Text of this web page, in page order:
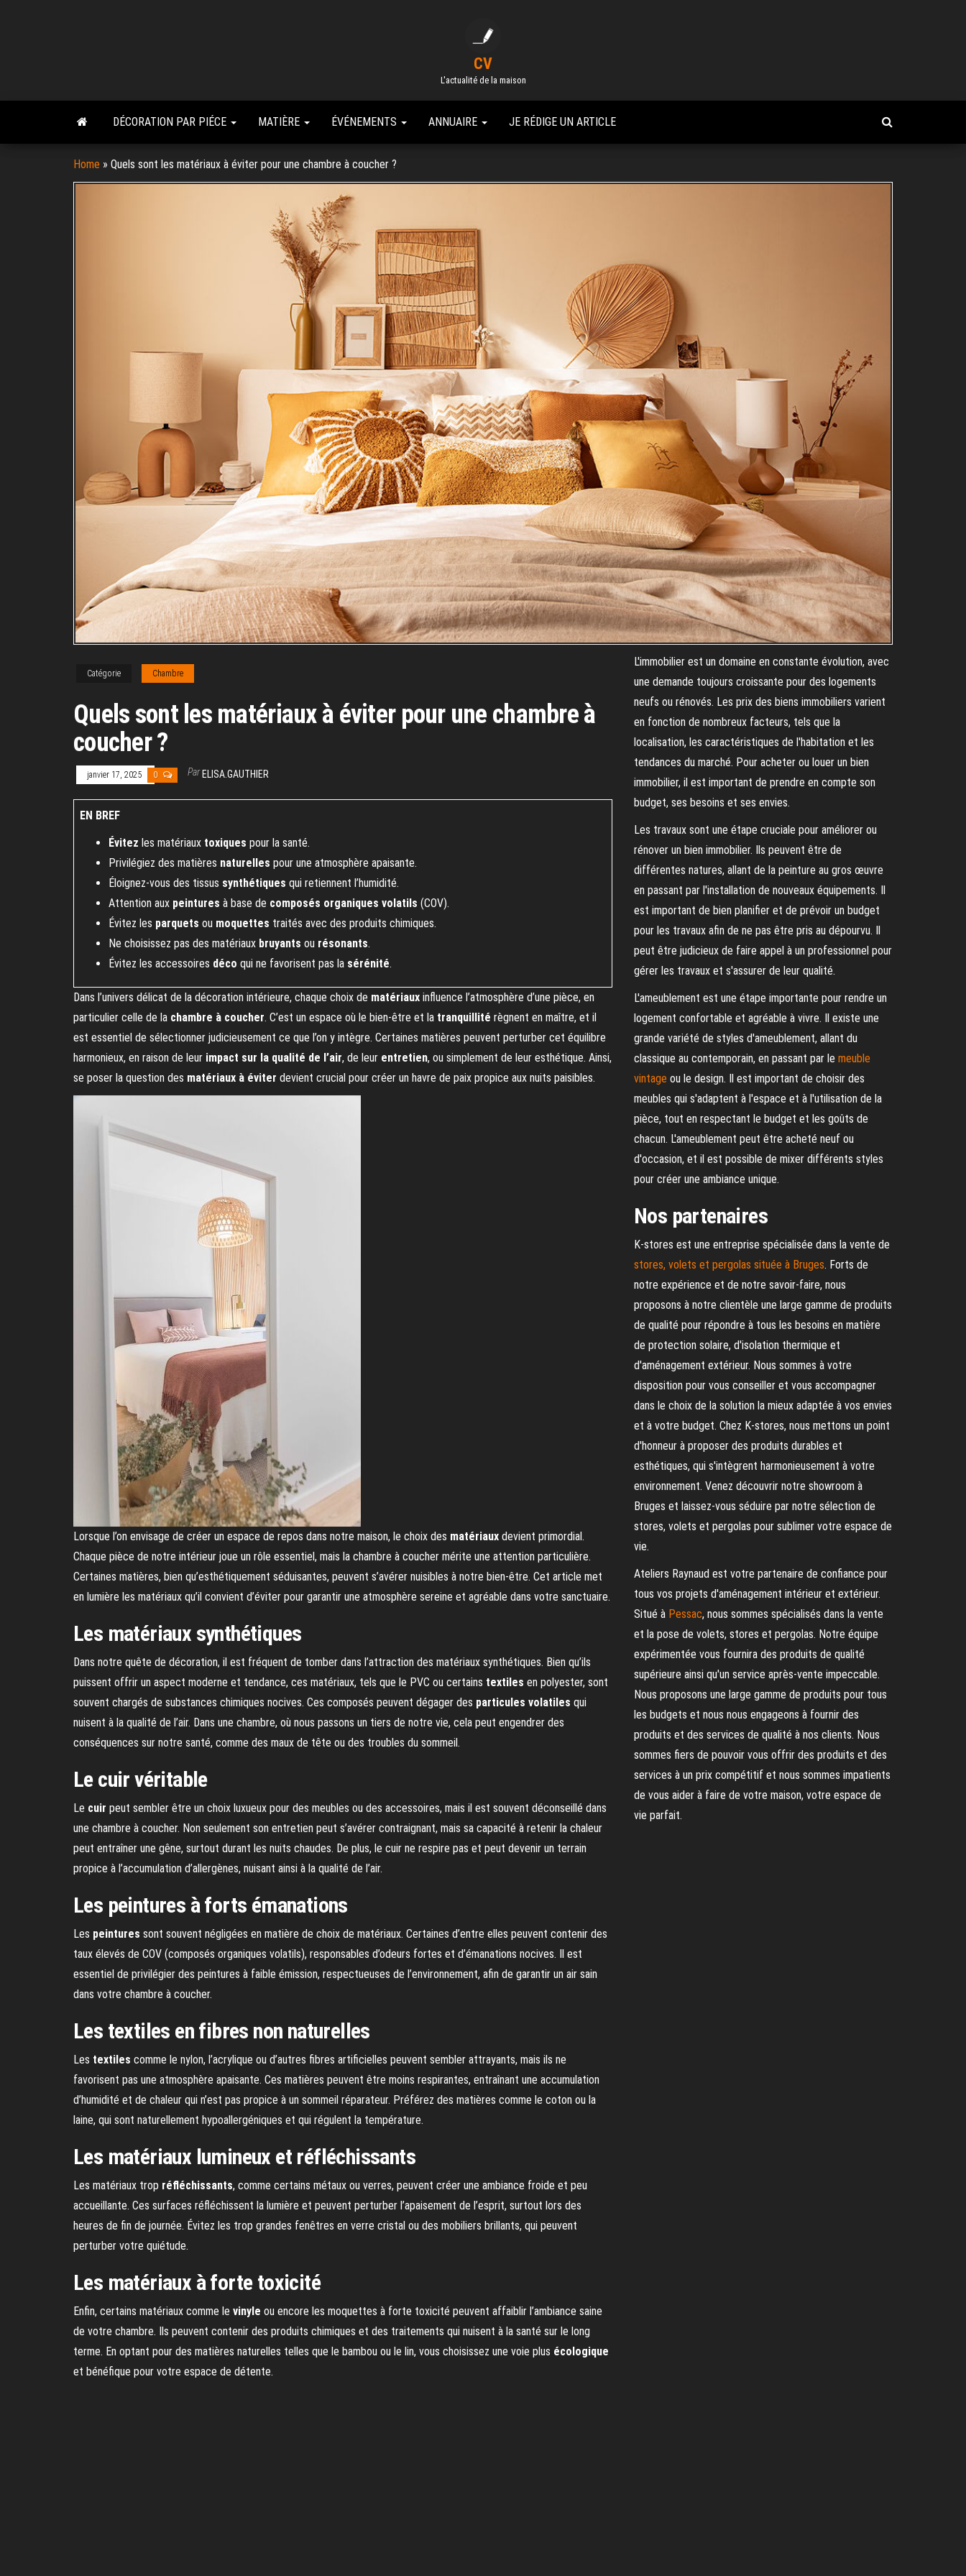
CV
L'actualité de la maison
DÉCORATION PAR PIÉCE MATIÈRE ÉVÉNEMENTS ANNUAIRE JE RÉDIGE UN ARTICLE
Home » Quels sont les matériaux à éviter pour une chambre à coucher ?
Catégorie Chambre
Quels sont les matériaux à éviter pour une chambre à
coucher ?
janvier 17, 2025 0 Par ELISA.GAUTHIER
EN BREF
Évitez les matériaux toxiques pour la santé.
Privilégiez des matières naturelles pour une atmosphère apaisante.
Éloignez-vous des tissus synthétiques qui retiennent l’humidité.
Attention aux peintures à base de composés organiques volatils (COV).
Évitez les parquets ou moquettes traités avec des produits chimiques.
Ne choisissez pas des matériaux bruyants ou résonants.
Évitez les accessoires déco qui ne favorisent pas la sérénité.
Dans l’univers délicat de la décoration intérieure, chaque choix de matériaux influence l’atmosphère d’une pièce, en
particulier celle de la chambre à coucher. C’est un espace où le bien-être et la tranquillité règnent en maître, et il
est essentiel de sélectionner judicieusement ce que l’on y intègre. Certaines matières peuvent perturber cet équilibre
harmonieux, en raison de leur impact sur la qualité de l’air, de leur entretien, ou simplement de leur esthétique. Ainsi,
se poser la question des matériaux à éviter devient crucial pour créer un havre de paix propice aux nuits paisibles.
Lorsque l’on envisage de créer un espace de repos dans notre maison, le choix des matériaux devient primordial.
Chaque pièce de notre intérieur joue un rôle essentiel, mais la chambre à coucher mérite une attention particulière.
Certaines matières, bien qu’esthétiquement séduisantes, peuvent s’avérer nuisibles à notre bien-être. Cet article met
en lumière les matériaux qu’il convient d’éviter pour garantir une atmosphère sereine et agréable dans votre sanctuaire.
Les matériaux synthétiques
Dans notre quête de décoration, il est fréquent de tomber dans l’attraction des matériaux synthétiques. Bien qu’ils
puissent offrir un aspect moderne et tendance, ces matériaux, tels que le PVC ou certains textiles en polyester, sont
souvent chargés de substances chimiques nocives. Ces composés peuvent dégager des particules volatiles qui
nuisent à la qualité de l’air. Dans une chambre, où nous passons un tiers de notre vie, cela peut engendrer des
conséquences sur notre santé, comme des maux de tête ou des troubles du sommeil.
Le cuir véritable
Le cuir peut sembler être un choix luxueux pour des meubles ou des accessoires, mais il est souvent déconseillé dans
une chambre à coucher. Non seulement son entretien peut s’avérer contraignant, mais sa capacité à retenir la chaleur
peut entraîner une gêne, surtout durant les nuits chaudes. De plus, le cuir ne respire pas et peut devenir un terrain
propice à l’accumulation d’allergènes, nuisant ainsi à la qualité de l’air.
Les peintures à forts émanations
Les peintures sont souvent négligées en matière de choix de matériaux. Certaines d’entre elles peuvent contenir des
taux élevés de COV (composés organiques volatils), responsables d’odeurs fortes et d’émanations nocives. Il est
essentiel de privilégier des peintures à faible émission, respectueuses de l’environnement, afin de garantir un air sain
dans votre chambre à coucher.
Les textiles en fibres non naturelles
Les textiles comme le nylon, l’acrylique ou d’autres fibres artificielles peuvent sembler attrayants, mais ils ne
favorisent pas une atmosphère apaisante. Ces matières peuvent être moins respirantes, entraînant une accumulation
d’humidité et de chaleur qui n’est pas propice à un sommeil réparateur. Préférez des matières comme le coton ou la
laine, qui sont naturellement hypoallergéniques et qui régulent la température.
Les matériaux lumineux et réfléchissants
Les matériaux trop réfléchissants, comme certains métaux ou verres, peuvent créer une ambiance froide et peu
accueillante. Ces surfaces réfléchissent la lumière et peuvent perturber l’apaisement de l’esprit, surtout lors des
heures de fin de journée. Évitez les trop grandes fenêtres en verre cristal ou des mobiliers brillants, qui peuvent
perturber votre quiétude.
Les matériaux à forte toxicité
Enfin, certains matériaux comme le vinyle ou encore les moquettes à forte toxicité peuvent affaiblir l’ambiance saine
de votre chambre. Ils peuvent contenir des produits chimiques et des traitements qui nuisent à la santé sur le long
terme. En optant pour des matières naturelles telles que le bambou ou le lin, vous choisissez une voie plus écologique
et bénéfique pour votre espace de détente.
L'immobilier est un domaine en constante évolution, avec
une demande toujours croissante pour des logements
neufs ou rénovés. Les prix des biens immobiliers varient
en fonction de nombreux facteurs, tels que la
localisation, les caractéristiques de l'habitation et les
tendances du marché. Pour acheter ou louer un bien
immobilier, il est important de prendre en compte son
budget, ses besoins et ses envies.
Les travaux sont une étape cruciale pour améliorer ou
rénover un bien immobilier. Ils peuvent être de
différentes natures, allant de la peinture au gros œuvre
en passant par l'installation de nouveaux équipements. Il
est important de bien planifier et de prévoir un budget
pour les travaux afin de ne pas être pris au dépourvu. Il
peut être judicieux de faire appel à un professionnel pour
gérer les travaux et s'assurer de leur qualité.
L'ameublement est une étape importante pour rendre un
logement confortable et agréable à vivre. Il existe une
grande variété de styles d'ameublement, allant du
classique au contemporain, en passant par le meuble
vintage ou le design. Il est important de choisir des
meubles qui s'adaptent à l'espace et à l'utilisation de la
pièce, tout en respectant le budget et les goûts de
chacun. L'ameublement peut être acheté neuf ou
d'occasion, et il est possible de mixer différents styles
pour créer une ambiance unique.
Nos partenaires
K-stores est une entreprise spécialisée dans la vente de
stores, volets et pergolas située à Bruges. Forts de
notre expérience et de notre savoir-faire, nous
proposons à notre clientèle une large gamme de produits
de qualité pour répondre à tous les besoins en matière
de protection solaire, d'isolation thermique et
d'aménagement extérieur. Nous sommes à votre
disposition pour vous conseiller et vous accompagner
dans le choix de la solution la mieux adaptée à vos envies
et à votre budget. Chez K-stores, nous mettons un point
d'honneur à proposer des produits durables et
esthétiques, qui s'intègrent harmonieusement à votre
environnement. Venez découvrir notre showroom à
Bruges et laissez-vous séduire par notre sélection de
stores, volets et pergolas pour sublimer votre espace de
vie.
Ateliers Raynaud est votre partenaire de confiance pour
tous vos projets d'aménagement intérieur et extérieur.
Situé à Pessac, nous sommes spécialisés dans la vente
et la pose de volets, stores et pergolas. Notre équipe
expérimentée vous fournira des produits de qualité
supérieure ainsi qu'un service après-vente impeccable.
Nous proposons une large gamme de produits pour tous
les budgets et nous nous engageons à fournir des
produits et des services de qualité à nos clients. Nous
sommes fiers de pouvoir vous offrir des produits et des
services à un prix compétitif et nous sommes impatients
de vous aider à faire de votre maison, votre espace de
vie parfait.